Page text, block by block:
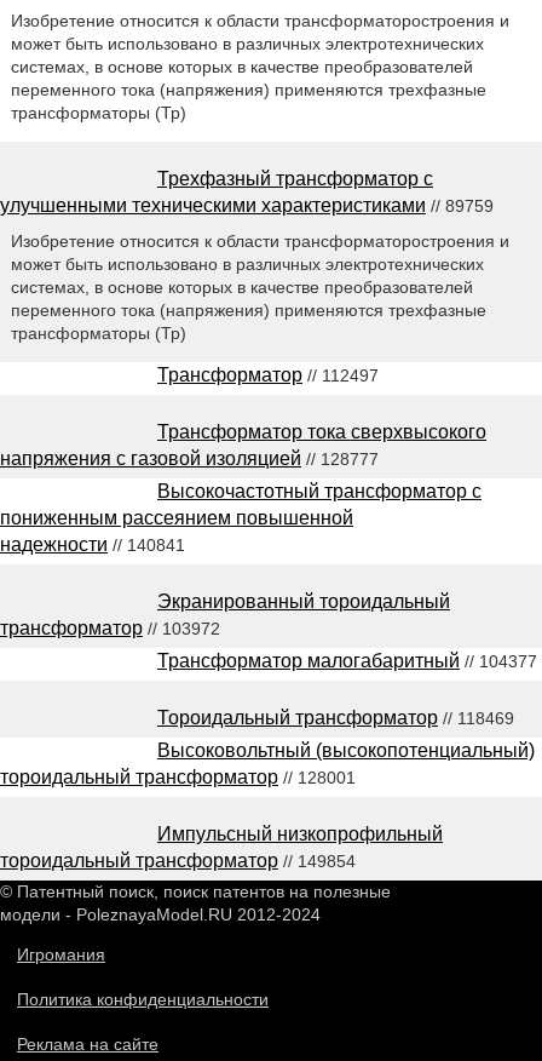
Изобретение относится к области трансформаторостроения и
может быть использовано в различных электротехнических
системах, в основе которых в качестве преобразователей
переменного тока (напряжения) применяются трехфазные
трансформаторы (Тр)
Трехфазный трансформатор с
улучшенными техническими характеристиками // 89759
Изобретение относится к области трансформаторостроения и
может быть использовано в различных электротехнических
системах, в основе которых в качестве преобразователей
переменного тока (напряжения) применяются трехфазные
трансформаторы (Тр)
Трансформатор // 112497
Трансформатор тока сверхвысокого
напряжения с газовой изоляцией // 128777
Высокочастотный трансформатор с
пониженным рассеянием повышенной
надежности // 140841
Экранированный тороидальный
трансформатор // 103972
Трансформатор малогабаритный // 104377
Тороидальный трансформатор // 118469
Высоковольтный (высокопотенциальный)
тороидальный трансформатор // 128001
Импульсный низкопрофильный
тороидальный трансформатор // 149854
© Патентный поиск, поиск патентов на полезные
модели - PoleznayaModel.RU 2012-2024
Игромания
Политика конфиденциальности
Реклама на сайте